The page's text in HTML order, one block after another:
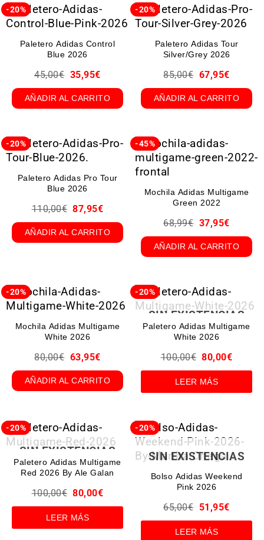
-20%
Paletero Adidas Control
Blue 2026
45,00€ 35,95€
AÑADIR AL CARRITO
-20%
Paletero Adidas Tour
Silver/Grey 2026
85,00€ 67,95€
AÑADIR AL CARRITO
-20%
Paletero Adidas Pro Tour
Blue 2026
110,00€ 87,95€
AÑADIR AL CARRITO
-45%
Mochila Adidas Multigame
Green 2022
68,99€ 37,95€
AÑADIR AL CARRITO
-20%
Mochila Adidas Multigame
White 2026
80,00€ 63,95€
AÑADIR AL CARRITO
-20%
SIN EXISTENCIAS
Paletero Adidas Multigame
White 2026
100,00€ 80,00€
LEER MÁS
-20%
SIN EXISTENCIAS
Paletero Adidas Multigame
Red 2026 By Ale Galan
100,00€ 80,00€
LEER MÁS
-20%
SIN EXISTENCIAS
Bolso Adidas Weekend
Pink 2026
65,00€ 51,95€
LEER MÁS